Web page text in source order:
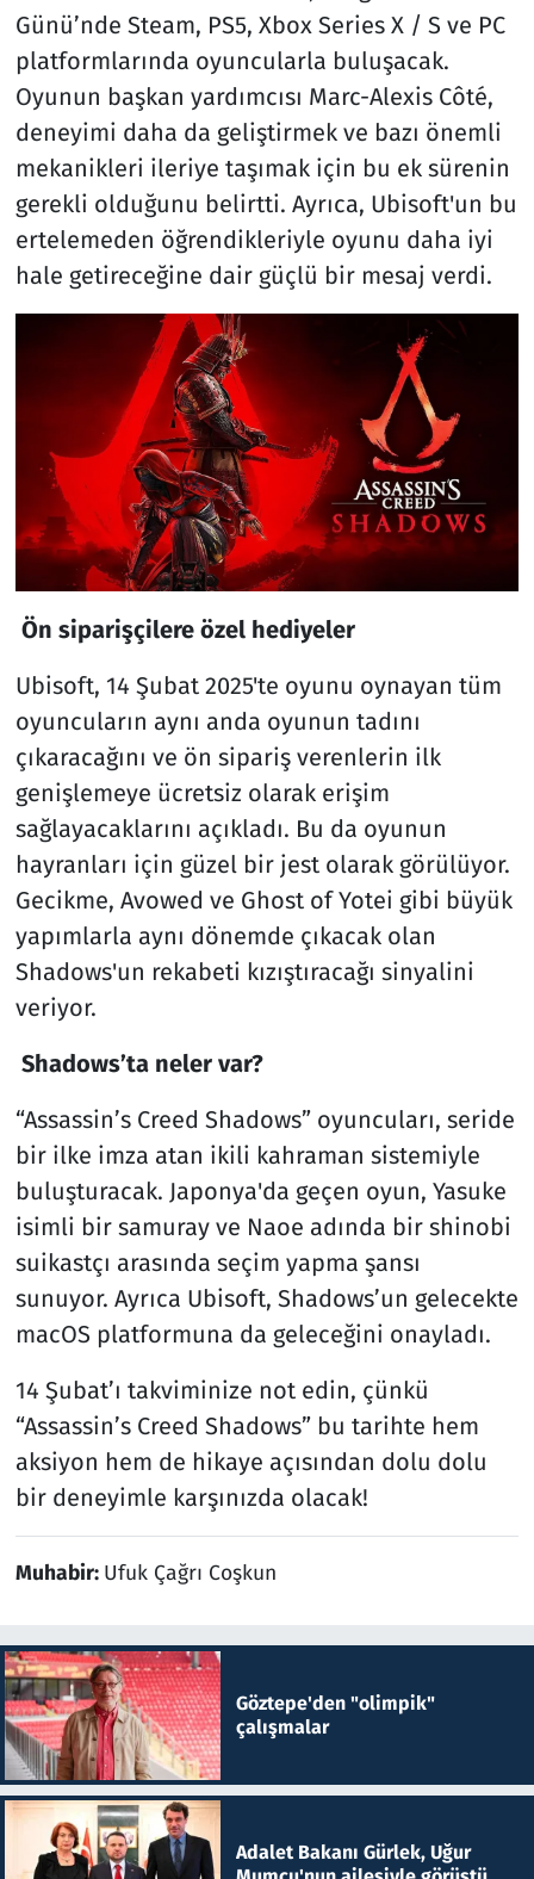
Günü’nde Steam, PS5, Xbox Series X / S ve PC
platformlarında oyuncularla buluşacak.
Oyunun başkan yardımcısı Marc-Alexis Côté,
deneyimi daha da geliştirmek ve bazı önemli
mekanikleri ileriye taşımak için bu ek sürenin
gerekli olduğunu belirtti. Ayrıca, Ubisoft'un bu
ertelemeden öğrendikleriyle oyunu daha iyi
hale getireceğine dair güçlü bir mesaj verdi.
Ön siparişçilere özel hediyeler
Ubisoft, 14 Şubat 2025'te oyunu oynayan tüm
oyuncuların aynı anda oyunun tadını
çıkaracağını ve ön sipariş verenlerin ilk
genişlemeye ücretsiz olarak erişim
sağlayacaklarını açıkladı. Bu da oyunun
hayranları için güzel bir jest olarak görülüyor.
Gecikme, Avowed ve Ghost of Yotei gibi büyük
yapımlarla aynı dönemde çıkacak olan
Shadows'un rekabeti kızıştıracağı sinyalini
veriyor.
Shadows’ta neler var?
“Assassin’s Creed Shadows” oyuncuları, seride
bir ilke imza atan ikili kahraman sistemiyle
buluşturacak. Japonya'da geçen oyun, Yasuke
isimli bir samuray ve Naoe adında bir shinobi
suikastçı arasında seçim yapma şansı
sunuyor. Ayrıca Ubisoft, Shadows’un gelecekte
macOS platformuna da geleceğini onayladı.
14 Şubat’ı takviminize not edin, çünkü
“Assassin’s Creed Shadows” bu tarihte hem
aksiyon hem de hikaye açısından dolu dolu
bir deneyimle karşınızda olacak!
Muhabir: Ufuk Çağrı Coşkun
Göztepe'den "olimpik"
çalışmalar
Adalet Bakanı Gürlek, Uğur